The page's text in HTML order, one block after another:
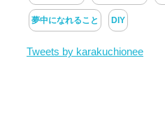
夢中になれること DIY
Tweets by karakuchionee